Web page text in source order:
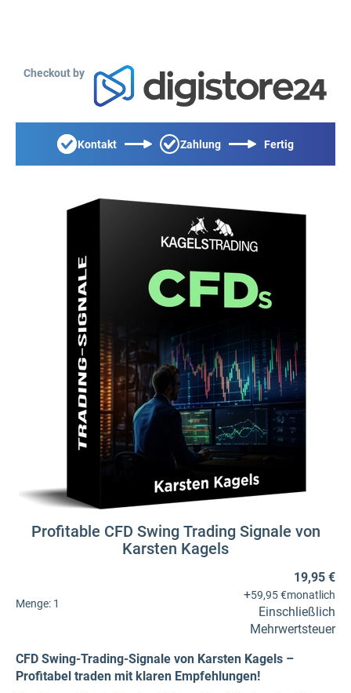
Checkout by
Kontakt Zahlung Fertig
Profitable CFD Swing Trading Signale von
Karsten Kagels
Menge: 1
19,95 €
+59,95 €monatlich
Einschließlich
Mehrwertsteuer
CFD Swing-Trading-Signale von Karsten Kagels –
Profitabel traden mit klaren Empfehlungen!